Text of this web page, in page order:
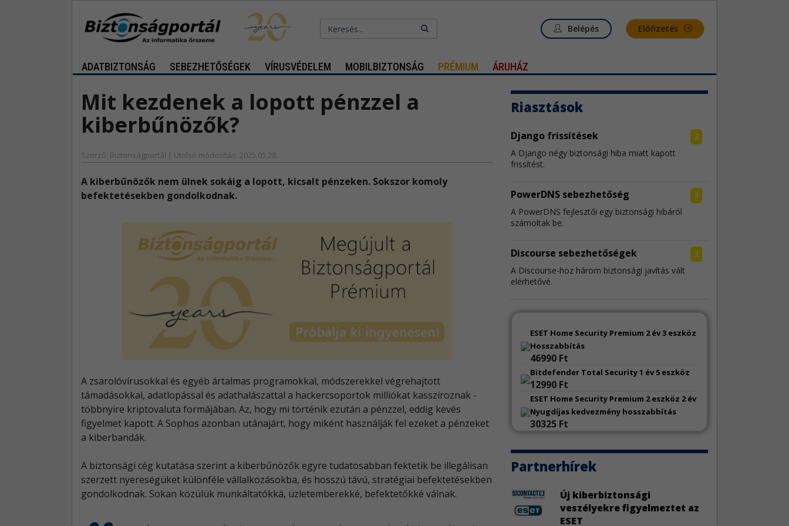
Belépés Előfizetés
ADATBIZTONSÁG SEBEZHETŐSÉGEK VÍRUSVÉDELEM MOBILBIZTONSÁG PRÉMIUM ÁRUHÁZ
Mit kezdenek a lopott pénzzel a
kiberbűnözők?
Szerző: Biztonságportál | Utolsó módosítás: 2025.05.28.
​A kiberbűnözők nem ülnek sokáig a lopott, kicsalt pénzeken. Sokszor komoly
befektetésekben gondolkodnak.
A zsarolóvírusokkal és egyéb ártalmas programokkal, módszerekkel végrehajtott
támadásokkal, adatlopással és adathalászattal a hackercsoportok milliókat kasszíroznak -
többnyire kriptovaluta formájában. Az, hogy mi történik ezután a pénzzel, eddig kevés
figyelmet kapott. A Sophos azonban utánajárt, hogy miként használják fel ezeket a pénzeket
a kiberbandák.
A biztonsági cég kutatása szerint a kiberbűnözők egyre tudatosabban fektetik be illegálisan
szerzett nyereségüket különféle vállalkozásokba, és hosszú távú, stratégiai befektetésekben
gondolkodnak. Sokan közülük munkáltatókká, üzletemberekké, befektetőkké válnak.
Riasztások
3
Django frissítések
A Django négy biztonsági hiba miatt kapott
frissítést.
3
PowerDNS sebezhetőség
A PowerDNS fejlesztői egy biztonsági hibáról
számoltak be.
3
Discourse sebezhetőségek
A Discourse-hoz három biztonsági javítás vált
elérhetővé.
3
Amazon AWS CLI hiba
Az Amazon AWS CLI egy biztonsági hibát
tartalmaz.
Cisco IOS sérülékenységek
A Cisco kiadta az IOS legújabb biztonsági
frissítéseit.
4
PHP frissítések
A Samsung számos alkalmazásához adott ki
biztonsági frissítéseket.
ESET Home Security Premium 2 év 3 eszköz
Hosszabbítás
46990 Ft
Bitdefender Total Security 1 év 5 eszköz
12990 Ft
ESET Home Security Premium 2 eszköz 2 év
Nyugdíjas kedvezmény hosszabbítás
30325 Ft
Partnerhírek
Új kiberbiztonsági
veszélyekre figyelmeztet az
ESET